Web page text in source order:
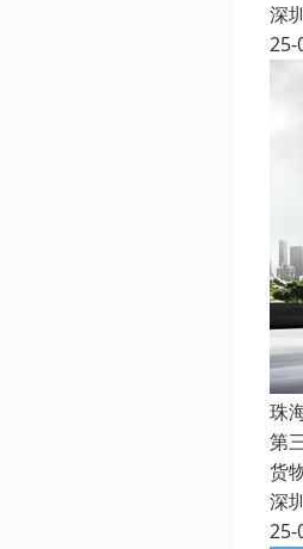
深
25-
珠
第
货
深
25-